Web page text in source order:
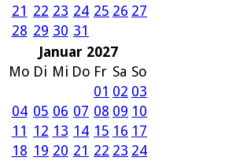
21 22 23 24 25 26 27
28 29 30 31
Januar 2027
Mo Di Mi Do Fr Sa So
01 02 03
04 05 06 07 08 09 10
11 12 13 14 15 16 17
18 19 20 21 22 23 24